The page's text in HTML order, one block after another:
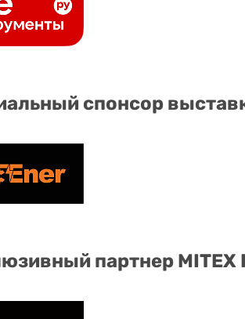
спонсор
партнер